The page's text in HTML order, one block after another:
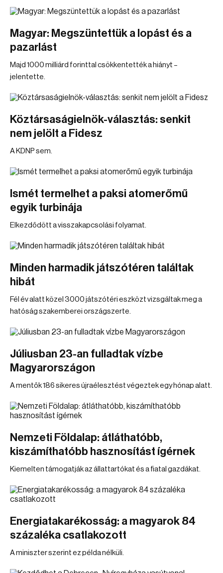
Magyar: Megszüntettük a lopást és a
pazarlást
Majd 1000 milliárd forinttal csökkentették a hiányt –
jelentette.
Köztársaságielnök-választás: senkit
nem jelölt a Fidesz
A KDNP sem.
Ismét termelhet a paksi atomerőmű
egyik turbinája
Elkezdődött a visszakapcsolási folyamat.
Minden harmadik játszótéren találtak
hibát
Fél év alatt közel 3000 játszótéri eszközt vizsgáltak meg a
hatóság szakemberei országszerte.
Júliusban 23-an fulladtak vízbe
Magyarországon
A mentők 186 sikeres újraélesztést végeztek egy hónap alatt.
Nemzeti Földalap: átláthatóbb,
kiszámíthatóbb hasznosítást ígérnek
Kiemelten támogatják az állattartókat és a fiatal gazdákat.
Energiatakarékosság: a magyarok 84
százaléka csatlakozott
A miniszter szerint ez példa nélküli.